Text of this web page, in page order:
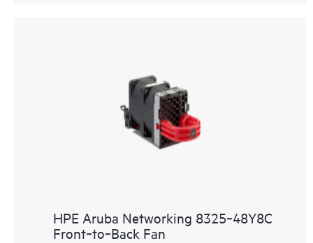
HPE Aruba Networking 8325‑48Y8C
Front‑to‑Back Fan